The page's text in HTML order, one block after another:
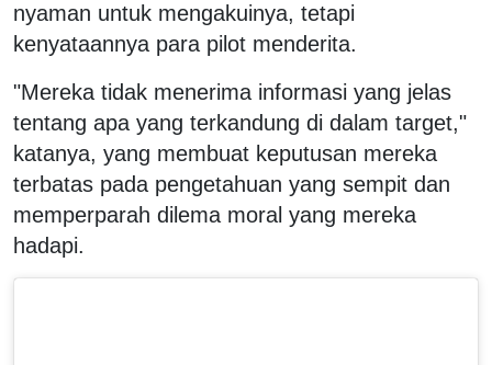
nyaman untuk mengakuinya, tetapi
kenyataannya para pilot menderita.
"Mereka tidak menerima informasi yang jelas
tentang apa yang terkandung di dalam target,"
katanya, yang membuat keputusan mereka
terbatas pada pengetahuan yang sempit dan
memperparah dilema moral yang mereka
hadapi.